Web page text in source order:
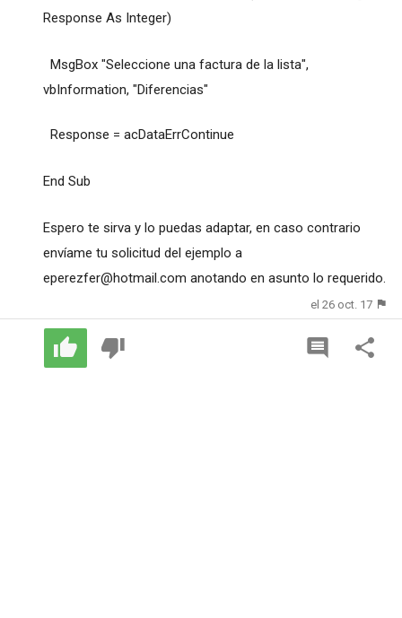
Response As Integer)
MsgBox "Seleccione una factura de la lista",
vbInformation, "Diferencias"
Response = acDataErrContinue
End Sub
Espero te sirva y lo puedas adaptar, en caso contrario
envíame tu solicitud del ejemplo a
eperezfer@hotmail.com anotando en asunto lo requerido.
el 26 oct. 17